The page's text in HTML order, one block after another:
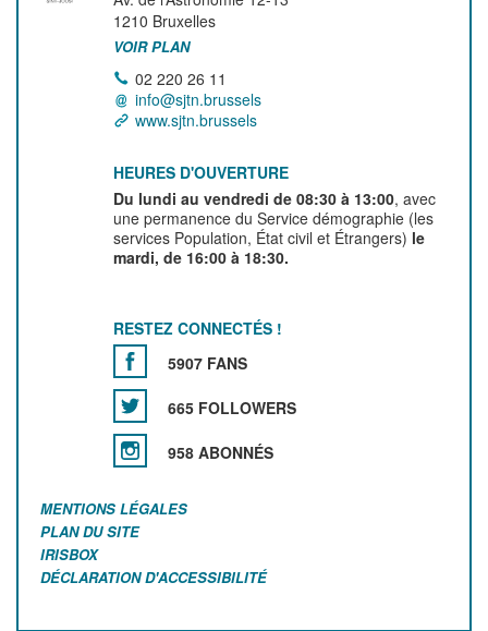
1210 Bruxelles
VOIR PLAN
02 220 26 11
info@sjtn.brussels
www.sjtn.brussels
HEURES D'OUVERTURE
Du lundi au vendredi de 08:30 à 13:00, avec
une permanence du Service démographie (les
services Population, État civil et Étrangers) le
mardi, de 16:00 à 18:30.
RESTEZ CONNECTÉS !
5907 FANS
665 FOLLOWERS
958 ABONNÉS
MENTIONS LÉGALES
PLAN DU SITE
IRISBOX
DÉCLARATION D'ACCESSIBILITÉ